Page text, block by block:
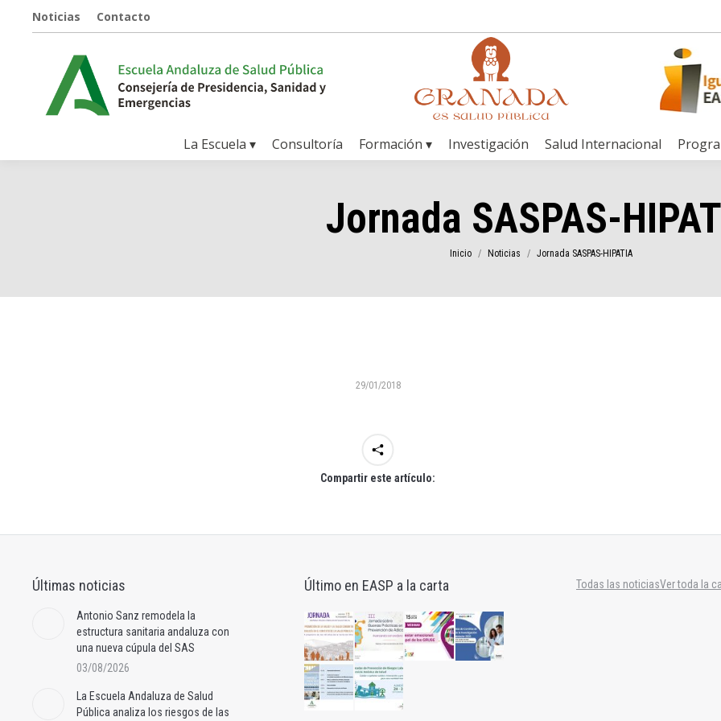
Noticias Contacto
La Escuela ▾ Consultoría Formación ▾ Investigación Salud Internacional
Jornada SASPAS-
Estás aquí:
Inicio Noticias Jornada SASPAS-HIPATIA
29/01/2018
Compartir este artículo:
Últimas noticias
Antonio Sanz remodela la
estructura sanitaria andaluza con
una nueva cúpula del SAS
03/08/2026
La Escuela Andaluza de Salud
Pública analiza los riesgos de las
Último en EASP a la carta Todas las noticiasVer toda la